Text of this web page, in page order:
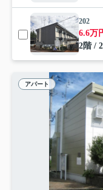
202
6.6万
2階 /
アパート